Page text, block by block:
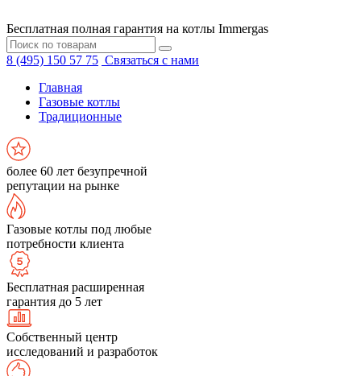
Бесплатная полная гарантия на котлы Immergas
8 (495) 150 57 75 Связаться с нами
Главная
Газовые котлы
Традиционные
более 60 лет безупречной
репутации на рынке
Газовые котлы под любые
потребности клиента
Бесплатная расширенная
гарантия до 5 лет
Собственный центр
исследований и разработок